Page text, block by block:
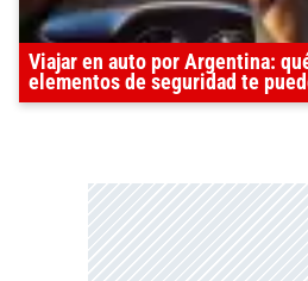
Viajar en auto por Argentina:
elementos de seguridad te